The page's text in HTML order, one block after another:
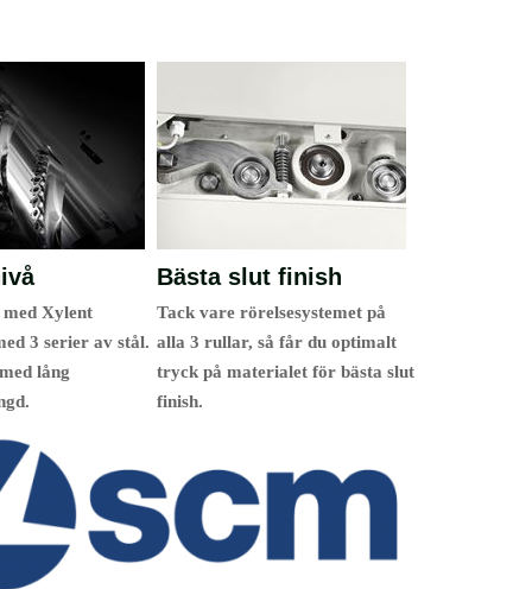
Xylent
3 serier av stål.
lång
Bästa slut finish
Tack vare rörelsesystemet på
alla 3 rullar, så får du optimalt
tryck på materialet för bästa slut
finish.